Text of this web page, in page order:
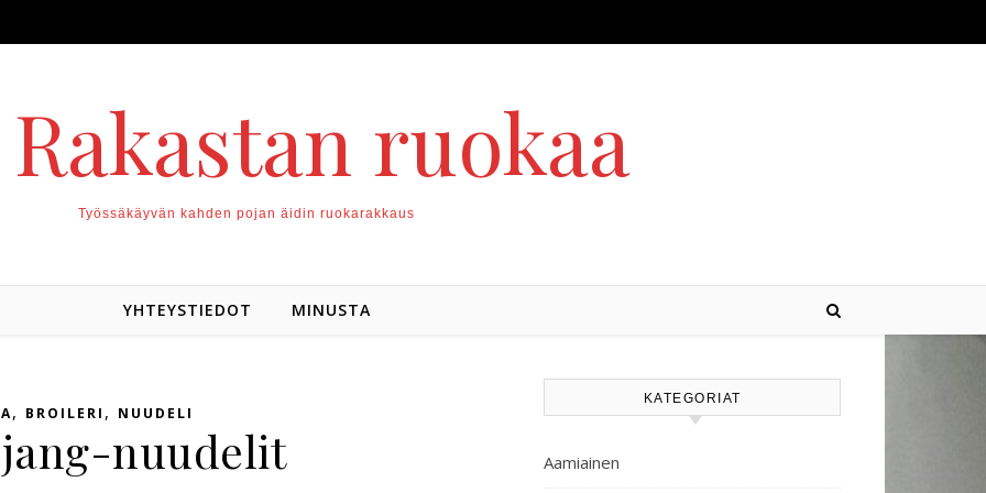
Rakastan ruokaa
Työssäkäyvän kahden pojan äidin ruokarakkaus
YHTEYSTIEDOT MINUSTA
, BROILERI , NUUDELI
nuudelit
KATEGORIAT
Aamiainen